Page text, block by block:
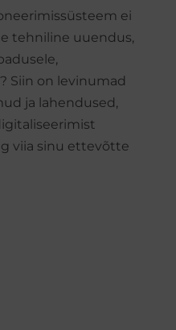
ei
tehniline uuendus,
Siin on levinumad
ja lahendused,
viia sinu ettevõtte